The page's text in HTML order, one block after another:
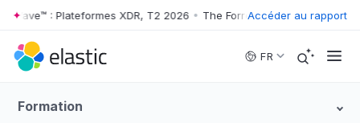
Skip to main content
Wave™ : Plateformes XDR, T2 2026 • The Forrester Wave™ :
Accéder au rapport
FR
Formation